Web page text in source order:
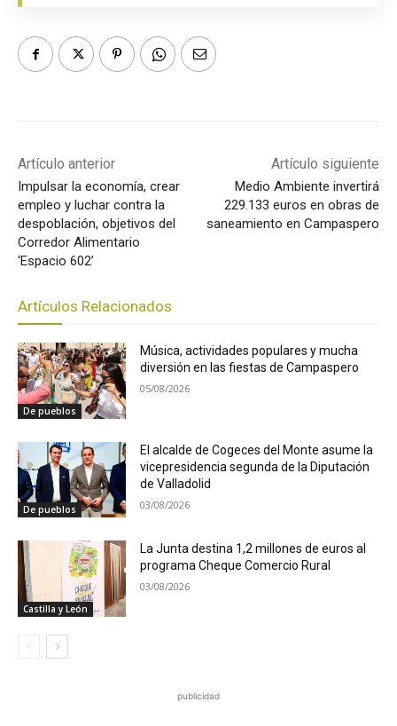
Artículo anterior
Impulsar la economía, crear
empleo y luchar contra la
despoblación, objetivos del
Corredor Alimentario
‘Espacio 602’
Artículo siguiente
Medio Ambiente invertirá
229.133 euros en obras de
saneamiento en Campaspero
Artículos Relacionados
De pueblos
Música, actividades populares y mucha
diversión en las fiestas de Campaspero
05/08/2026
De pueblos
El alcalde de Cogeces del Monte asume la
vicepresidencia segunda de la Diputación
de Valladolid
03/08/2026
Castilla y León
La Junta destina 1,2 millones de euros al
programa Cheque Comercio Rural
03/08/2026
publicidad